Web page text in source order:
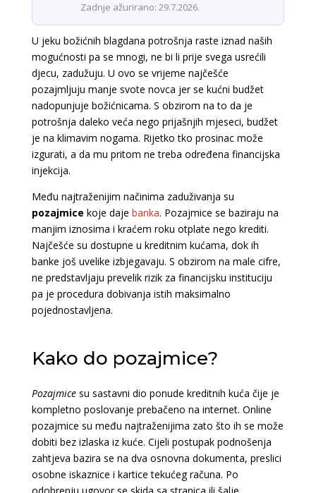
Zadnje ažurirano: 29.7.2026.
U jeku božićnih blagdana potrošnja raste iznad naših
mogućnosti pa se mnogi, ne bi li prije svega usrećili
djecu, zadužuju. U ovo se vrijeme najčešće
pozajmljuju manje svote novca jer se kućni budžet
nadopunjuje božićnicama. S obzirom na to da je
potrošnja daleko veća nego prijašnjih mjeseci, budžet
je na klimavim nogama. Rijetko tko prosinac može
izgurati, a da mu pritom ne treba određena financijska
injekcija.
Među najtraženijim načinima zaduživanja su
pozajmice koje daje banka. Pozajmice se baziraju na
manjim iznosima i kraćem roku otplate nego krediti.
Najčešće su dostupne u kreditnim kućama, dok ih
banke još uvelike izbjegavaju. S obzirom na male cifre,
ne predstavljaju prevelik rizik za financijsku instituciju
pa je procedura dobivanja istih maksimalno
pojednostavljena.
Kako do pozajmice?
Pozajmicesu sastavni dio ponude kreditnih kuća čije je
kompletno poslovanje prebačeno na internet. Online
pozajmice su među najtraženijima zato što ih se može
dobiti bez izlaska iz kuće. Cijeli postupak podnošenja
zahtjeva bazira se na dva osnovna dokumenta, preslici
osobne iskaznice i kartice tekućeg računa. Po